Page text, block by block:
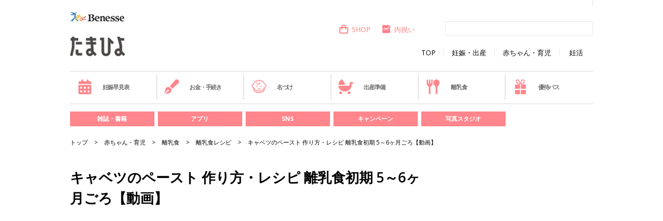
TOP 妊娠・出産 赤ちゃん・育児 妊活
SHOP 内祝い
妊娠早見表 お金・手続き 名づけ 出産準備 離乳食 優待パス
雑誌・書籍 アプリ SNS キャンペーン 写真スタジオ
トップ 赤ちゃん・育児 離乳食 離乳食レシピ キャベツのペースト 作り方・レシピ 離乳食初期 5～6ヶ月ごろ【動画】
キャベツのペースト 作り方・レシピ 離乳食初期 5～6ヶ
月ごろ【動画】